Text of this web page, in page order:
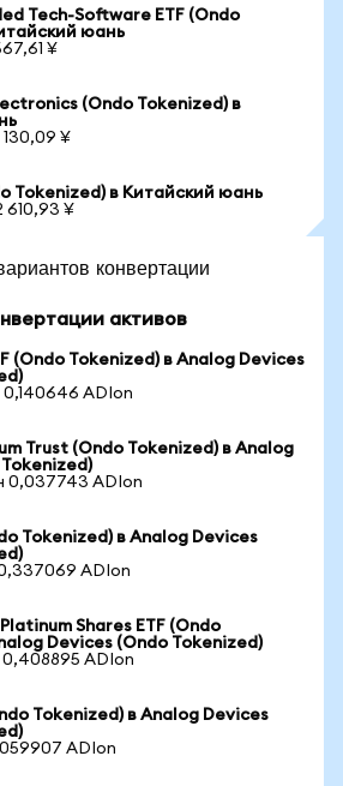
Tech-Software ETF (Ondo
юань
¥
(Ondo Tokenized) в
130,09 ¥
Tokenized) в Китайский юань
610,93 ¥
конвертации
активов
(Ondo Tokenized) в Analog Devices
0,140646 ADIon
Trust (Ondo Tokenized) в Analog
0,037743 ADIon
Tokenized) в Analog Devices
ADIon
Shares ETF (Ondo
Devices (Ondo Tokenized)
0,408895 ADIon
Tokenized) в Analog Devices
ADIon